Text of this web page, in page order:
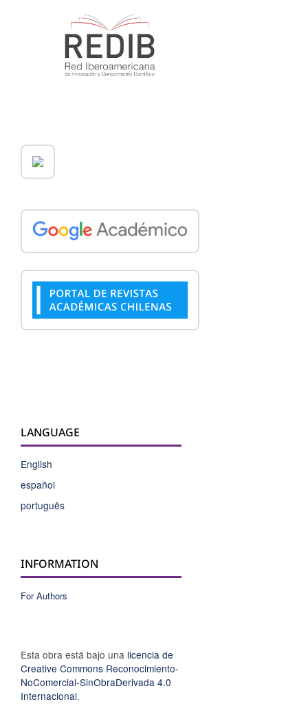
LANGUAGE
English
español
português
INFORMATION
For Authors
Esta obra está bajo una licencia de
Creative Commons Reconocimiento-
NoComercial-SinObraDerivada 4.0
Internacional.